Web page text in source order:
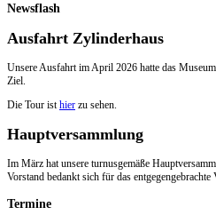
Newsflash
Ausfahrt Zylinderhaus
Unsere Ausfahrt im April 2026 hatte das
Ziel.
Die Tour isthier zu sehen.
Hauptversammlung
Im März hat unsere turnusgemäße
Vorstand bedankt sich für das entgegengebrachte
Termine